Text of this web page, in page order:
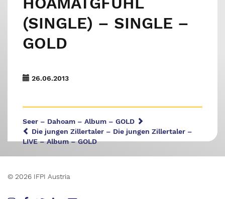
(SINGLE) – SINGLE –
GOLD
26.06.2013
Seer – Dahoam – Album – GOLD
Die jungen Zillertaler – Die jungen Zillertaler –
LIVE – Album – GOLD
© 2026 IFPI Austria